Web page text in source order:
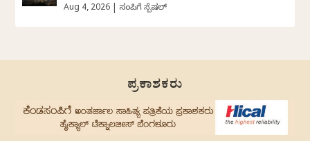
Aug 4, 2026 ಸಂಪಿಗೆ ಸ್ಪೆಷಲ್
ಪ್ರಕಾಶಕರು